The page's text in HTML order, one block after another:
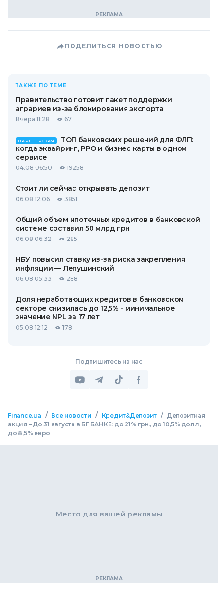
ПОДЕЛИТЬСЯ НОВОСТЬЮ
ТАКЖЕ ПО ТЕМЕ
Правительство готовит пакет поддержки
аграриев из-за блокирования экспорта
Вчера 11:28 67
ПАРТНЕРСКАЯ
ТОП банковских решений для ФЛП:
когда эквайринг, РРО и бизнес карты в одном
сервисе
04.08 06:50 19258
Стоит ли сейчас открывать депозит
06.08 12:06 3851
Общий объем ипотечных кредитов в банковской
системе составил 50 млрд грн
06.08 06:32 285
НБУ повысил ставку из-за риска закрепления
инфляции — Лепушинский
06.08 05:33 288
Доля неработающих кредитов в банковском
секторе снизилась до 12,5% - минимальное
значение NPL за 17 лет
05.08 12:12 178
Подпишитесь на нас
Finance.ua / Все новости / Кредит&Депозит /
Депозитная
акция – До 31 августа в БГ БАНКЕ: до 21% грн., до 10,5% долл.,
до 8,5% евро
Место для вашей рекламы